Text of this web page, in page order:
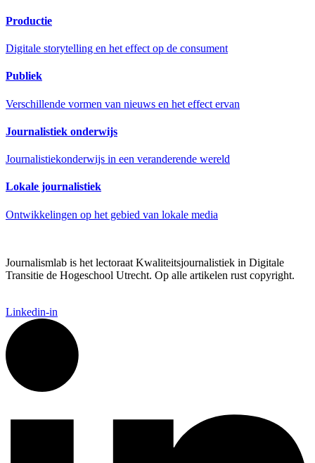
Productie
Digitale storytelling en het effect op de consument
Publiek
Verschillende vormen van nieuws en het effect ervan
Journalistiek onderwijs
Journalistiekonderwijs in een veranderende wereld
Lokale journalistiek
Ontwikkelingen op het gebied van lokale media
Journalismlab is het lectoraat Kwaliteitsjournalistiek in Digitale
Transitie de Hogeschool Utrecht. Op alle artikelen rust copyright.
Linkedin-in